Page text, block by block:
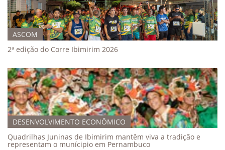
ASCOM
2ª edição do Corre Ibimirim 2026
DESENVOLVIMENTO ECONÔMICO
Quadrilhas Juninas de Ibimirim mantêm viva a tradição e
representam o munícipio em Pernambuco